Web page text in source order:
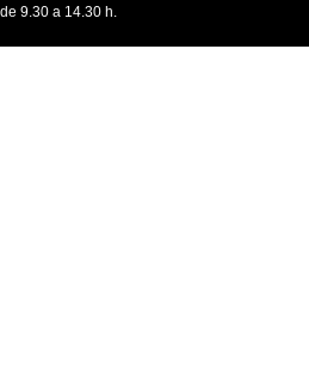
9.30 a 14.30 h.